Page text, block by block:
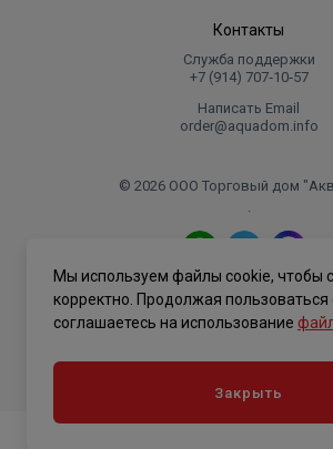
Контакты
Служба поддержки
+7 (914) 707‑10‑57
Написать Email
order@aquadom.info
© 2026 ООО Торговый дом
.
Политика
Мы используем файлы cookie, чтобы
корректно. Продолжая пользоваться
соглашаетесь на использование
Закрыть